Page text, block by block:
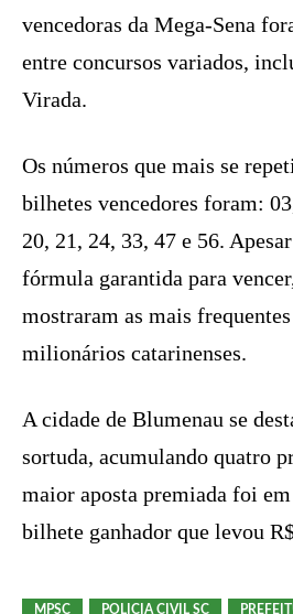
vencedoras da Mega-Sena
entre concursos variados,
Virada.
Os números que mais se
bilhetes vencedores foram:
20, 21, 24, 33, 47 e 56.
fórmula garantida para
mostraram as mais
milionários catarinenses.
A cidade de Blumenau se
sortuda, acumulando quatro
maior aposta premiada foi
bilhete ganhador que levou
MPSC POLICIA CIVIL SC